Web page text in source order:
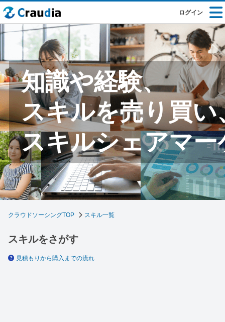
ログイン
知識や経験、
スキルを売り買い
スキルシェアマー
クラウドソーシングTOP スキル一覧
スキルをさがす
見積もりから購入までの流れ